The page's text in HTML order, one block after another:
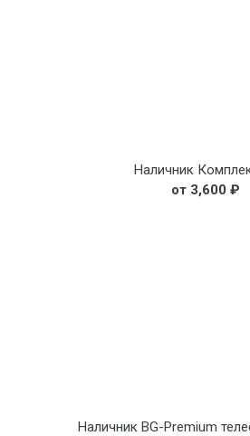
Наличник
3,600 ₽
Наличник BG-Premium